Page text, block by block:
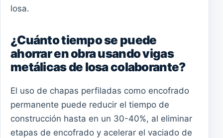
losa.
¿Cuánto tiempo se puede
ahorrar en obra usando vigas
metálicas de losa colaborante?
El uso de chapas perfiladas como encofrado
permanente puede reducir el tiempo de
construcción hasta en un 30-40%, al eliminar
etapas de encofrado y acelerar el vaciado de